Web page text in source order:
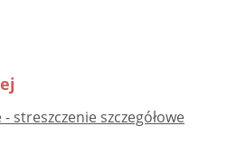
streszczenie szczegółowe